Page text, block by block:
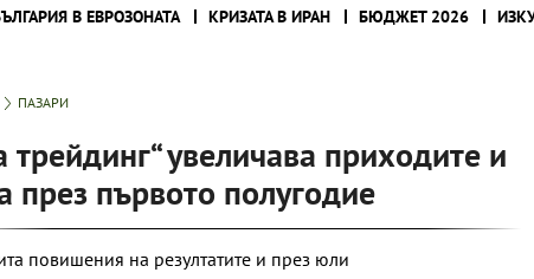
В ЕВРОЗОНАТА КРИЗАТА В ИРАН БЮДЖЕТ 2026
ПАЗАРИ
увеличава приходите и
през първото полугодие
повишения на резултатите и през юли